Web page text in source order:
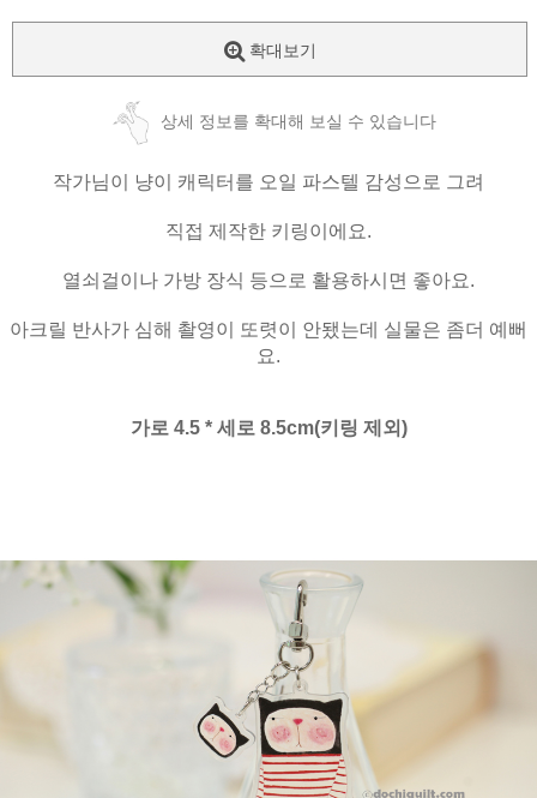
확대보기
상세 정보를 확대해 보실 수 있습니다
작가님이 냥이 캐릭터를 오일 파스텔 감성으로 그려
직접 제작한 키링이에요.
열쇠걸이나 가방 장식 등으로 활용하시면 좋아요.
아크릴 반사가 심해 촬영이 또렷이 안됐는데 실물은 좀더 예뻐
요.
가로 4.5 * 세로 8.5cm(키링 제외)